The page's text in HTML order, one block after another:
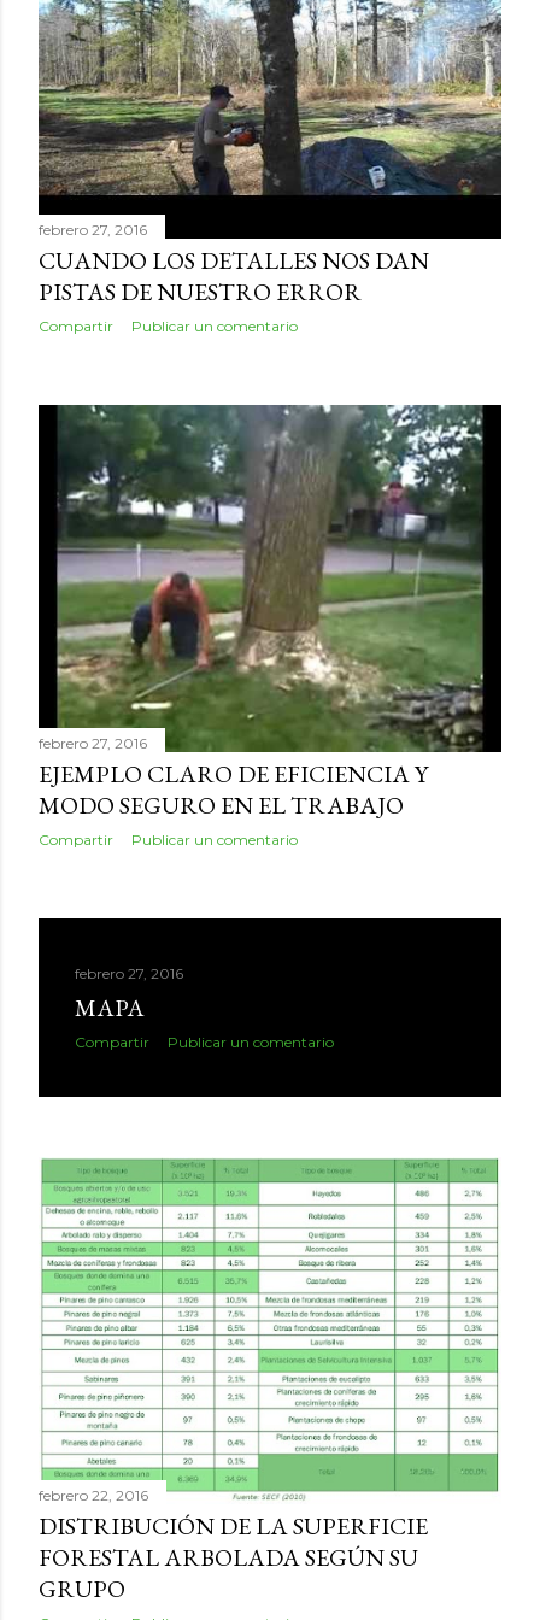
d
a
s
febrero 27, 2016
CUANDO LOS DETALLES NOS DAN
PISTAS DE NUESTRO ERROR
Compartir Publicar un comentario
febrero 27, 2016
EJEMPLO CLARO DE EFICIENCIA Y
MODO SEGURO EN EL TRABAJO
Compartir Publicar un comentario
febrero 27, 2016
MAPA
Compartir Publicar un comentario
febrero 22, 2016
DISTRIBUCIÓN DE LA SUPERFICIE
FORESTAL ARBOLADA SEGÚN SU
GRUPO